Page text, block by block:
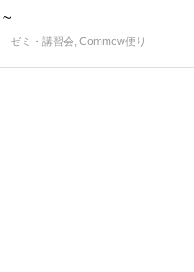
～
ゼミ・講習会, Commew便り